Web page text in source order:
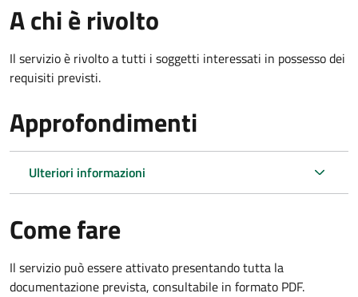
A chi è rivolto
Il servizio è rivolto a tutti i soggetti interessati in possesso dei
requisiti previsti.
Approfondimenti
Ulteriori informazioni
Come fare
Il servizio può essere attivato presentando tutta la
documentazione prevista, consultabile in formato PDF.